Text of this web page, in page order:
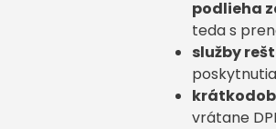
podlieha
teda s
služby
poskytnutia
vrátane